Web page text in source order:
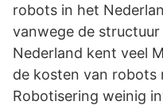
robots in het
vanwege de
Nederland kent veel
de kosten van robots
Robotisering weinig